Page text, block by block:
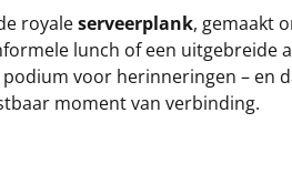
royaleserveerplank, gemaakt
lunch of een uitgebreide
voor herinneringen – en
moment van verbinding.